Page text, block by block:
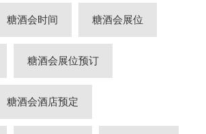
糖酒会时间 糖酒会展位
糖酒会展位预订
糖酒会酒店预定